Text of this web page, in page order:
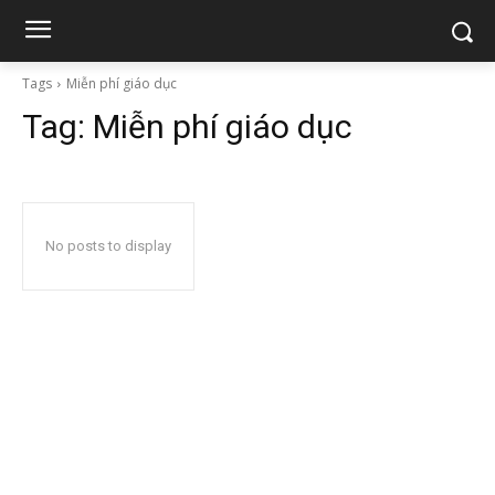
Tags Miễn phí giáo dục
Tag: Miễn phí giáo dục
No posts to display